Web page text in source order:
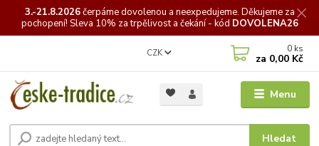
3.-21.8.2026čerpámedovolenou a neexpedujeme. Děkujeme za
pochopení! Sleva 10% za trpělivost a čekání - kód DOVOLENA26
Menu
CZK
Hledat
0 ks
za 0,00 Kč